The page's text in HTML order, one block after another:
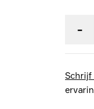
-
Schrijf